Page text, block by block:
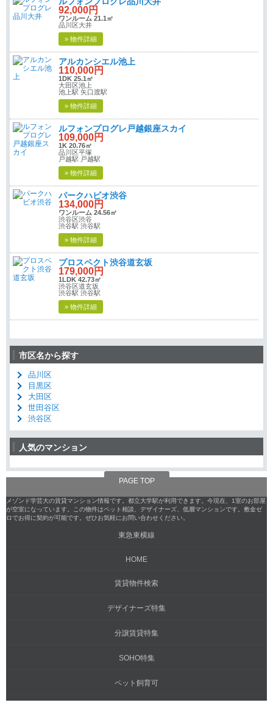
92,000円
ワンルーム 21.1㎡
品川区大井
» 物件詳細
アルカンシエル池上
110,000円
1DK 25.1㎡
大田区池上
池上駅 矢口渡駅
» 物件詳細
ルフォンプログレ戸越銀座スカイ
109,000円
1K 20.76㎡
品川区平塚
戸越駅 戸越駅
» 物件詳細
パークハビオ渋谷
134,000円
ワンルーム 24.56㎡
渋谷区渋谷
渋谷駅 渋谷駅
» 物件詳細
プロスペクト渋谷道玄坂
179,000円
1LDK 42.73㎡
渋谷区道玄坂
渋谷駅 渋谷駅
» 物件詳細
市区名から探す
品川区
目黒区
大田区
世田谷区
渋谷区
人気のマンション
PAGE TOP
メゾンド学芸大の賃貸マンション情報です。都立大学駅が利用できます。今現在、1室のお部屋
が空室になっています。この物件はペット相談、デザイナーズ、低層マンションです。敷金ゼ
ロでお得に契約が可能です。ぜひお気軽にお問い合わせください。
東急東横線
HOME
賃貸物件検索
デザイナーズ特集
分譲賃貸特集
SOHO特集
ペット飼育可